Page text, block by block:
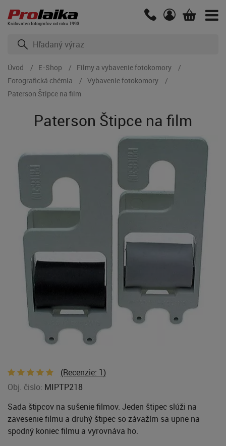
Kráľovstvo fotografov od roku 1993
Úvod E-Shop
Filmy a vybavenie fotokomory
Fotografická chémia
Vybavenie fotokomory
Paterson Štipce na film
Paterson Štipce na film
(Recenzie: 1)
Obj. čislo: MIPTP218
Sada štipcov na sušenie filmov. Jeden štipec slúži na
zavesenie filmu a druhý štipec so závažím sa upne na
spodný koniec filmu a vyrovnáva ho.